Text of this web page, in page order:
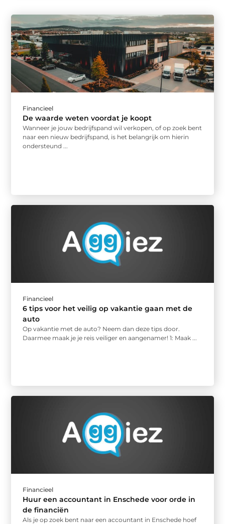
Financieel
De waarde weten voordat je koopt
Wanneer je jouw bedrijfspand wil verkopen, of op zoek bent
naar een nieuw bedrijfspand, is het belangrijk om hierin
ondersteund ...
Financieel
6 tips voor het veilig op vakantie gaan met de
auto
Op vakantie met de auto? Neem dan deze tips door.
Daarmee maak je je reis veiliger en aangenamer! 1: Maak ...
Financieel
Huur een accountant in Enschede voor orde in
de financiën
Als je op zoek bent naar een accountant in Enschede hoef